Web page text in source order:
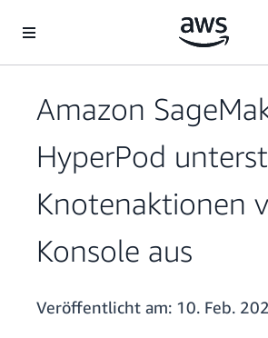
Überspringen zum Hauptinhalt
Amazon
HyperPod
Knotenaktionen
Konsole aus
Veröffentlicht am: 10. Feb.